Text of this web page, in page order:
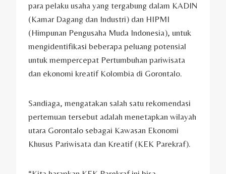
para pelaku usaha yang tergabung dalam KADIN
(Kamar Dagang dan Industri) dan HIPMI
(Himpunan Pengusaha Muda Indonesia), untuk
mengidentifikasi beberapa peluang potensial
untuk mempercepat Pertumbuhan pariwisata
dan ekonomi kreatif Kolombia di Gorontalo.
Sandiaga, mengatakan salah satu rekomendasi
pertemuan tersebut adalah menetapkan wilayah
utara Gorontalo sebagai Kawasan Ekonomi
Khusus Pariwisata dan Kreatif (KEK Parekraf).